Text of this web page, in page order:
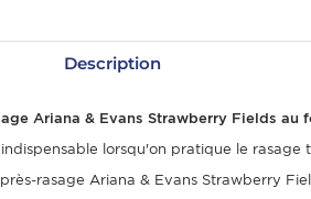
Description
Ariana & Evans Strawberry Fields
indispensable lorsqu'on pratique le
rasage Ariana & Evans Strawberry